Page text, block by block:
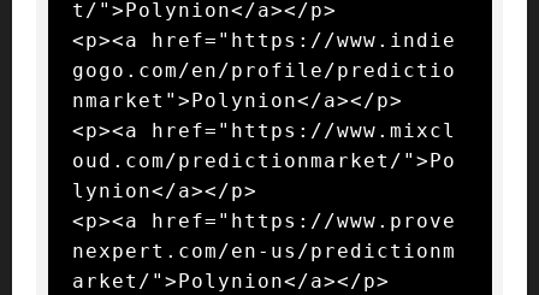
t/">Polynion</a></p>
<p><a href="https://www.indie
gogo.com/en/profile/predictio
nmarket">Polynion</a></p>
<p><a href="https://www.mixcl
oud.com/predictionmarket/">Po
lynion</a></p>
<p><a href="https://www.prove
nexpert.com/en-us/predictionm
arket/">Polynion</a></p>